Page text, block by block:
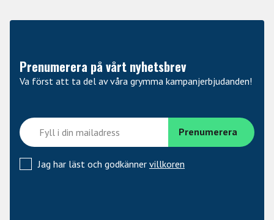
Prenumerera på vårt nyhetsbrev
Va först att ta del av våra grymma kampanjerbjudanden!
Jag har läst och godkänner villkoren